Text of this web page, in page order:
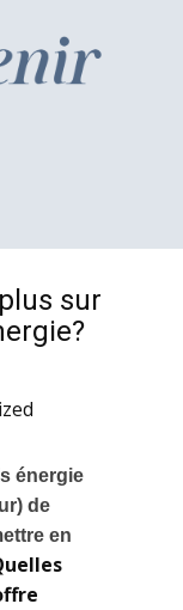
sur
énergie
de
en